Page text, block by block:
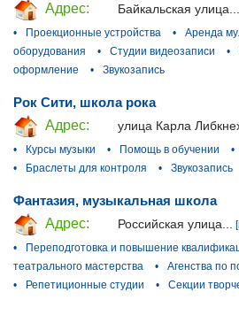
Адрес:
Байкальская улица...
•
Проекционные устройства •
Аренда
оборудования
• Студии видеозаписи •
оформление
• Звукозапись
Рок Сити, школа рока
Адрес:
улица Карла
•
Курсы музыки • Помощь в обучении •
•
Браслеты для контроля • Звукозапись
Фантазия, музыкальная школа
Адрес:
Российская улица...
•
Переподготовка и повышение
театрального мастерства
•
Агенства по
•
Репетиционные студии • Секции